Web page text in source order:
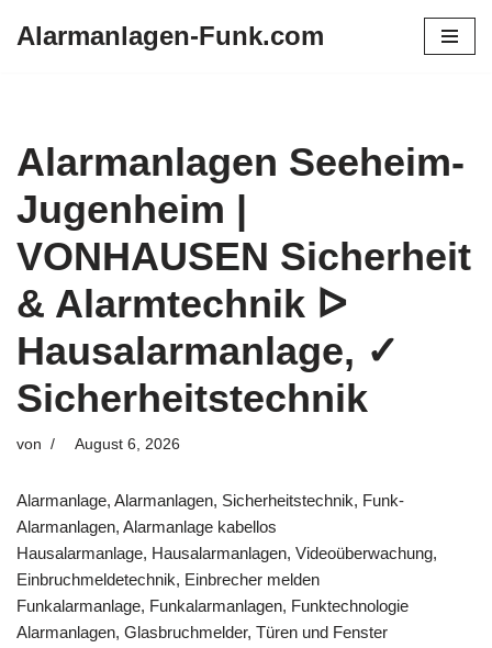
Alarmanlagen-Funk.com
Alarmanlagen Seeheim-
Jugenheim |
VONHAUSEN Sicherheit
& Alarmtechnik ᐅ
Hausalarmanlage, ✓
Sicherheitstechnik
von August 6, 2026
Alarmanlage, Alarmanlagen, Sicherheitstechnik, Funk-
Alarmanlagen, Alarmanlage kabellos
Hausalarmanlage, Hausalarmanlagen, Videoüberwachung,
Einbruchmeldetechnik, Einbrecher melden
Funkalarmanlage, Funkalarmanlagen, Funktechnologie
Alarmanlagen, Glasbruchmelder, Türen und Fenster